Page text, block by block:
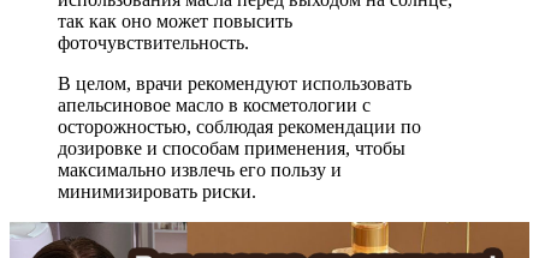
так как оно может повысить
фоточувствительность.
В целом, врачи рекомендуют использовать
апельсиновое масло в косметологии с
осторожностью, соблюдая рекомендации по
дозировке и способам применения, чтобы
максимально извлечь его пользу и
минимизировать риски.